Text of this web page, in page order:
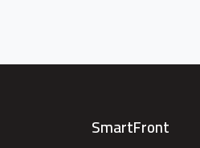
SmartFront